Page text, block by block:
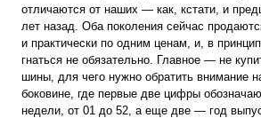
отличаются от наших — как, кстати, и
лет назад. Оба поколения сейчас
и практически по одним ценам, и, в
гнаться не обязательно. Главное — не
шины, для чего нужно обратить внимание
боковине, где первые две цифры
недели, от 01 до 52, а еще две — год